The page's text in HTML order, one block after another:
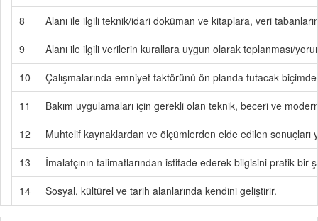
8
Alanı ile ilgili teknik/idari doküman ve kitaplara, veri
9
Alanı ile ilgili verilerin kurallara uygun olarak toplanması/
10
Çalışmalarında emniyet faktörünü ön planda tutacak
11
Bakım uygulamaları için gerekli olan teknik, beceri ve modern
12
Muhtelif kaynaklardan ve ölçümlerden elde edilen
13
İmalatçının talimatlarından istifade ederek bilgisini pratik bir
14
Sosyal, kültürel ve tarih alanlarında kendini geliştirir.